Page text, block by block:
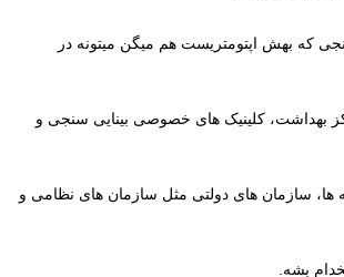
که بهش اپتومتریست هم میگن میتونه در
بهداشت، کلینیک های خصوصی بینایی سنجی و
ها، سازمان های دولتی مثل سازمان های نظامی و
بشه.